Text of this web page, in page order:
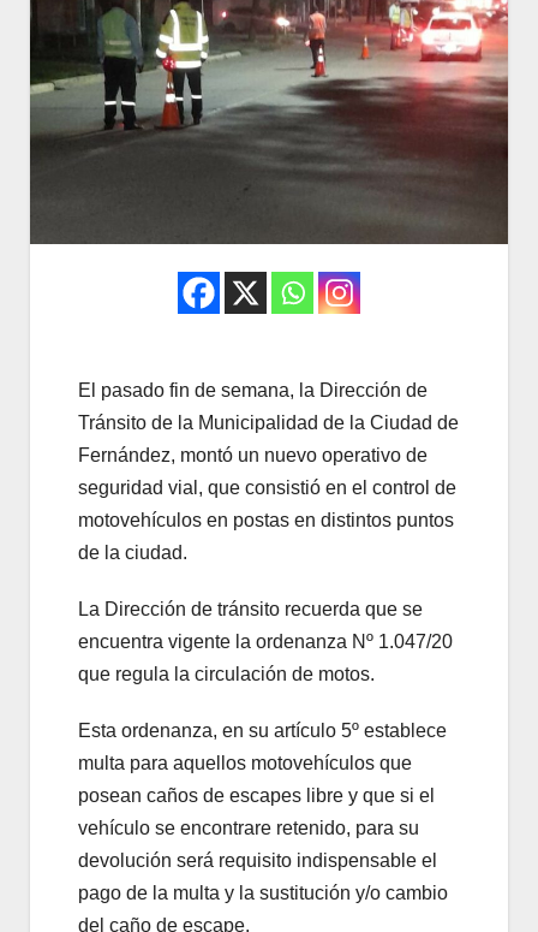
El pasado fin de semana, la Dirección de
Tránsito de la Municipalidad de la Ciudad de
Fernández, montó un nuevo operativo de
seguridad vial, que consistió en el control de
motovehículos en postas en distintos puntos
de la ciudad.
La Dirección de tránsito recuerda que se
encuentra vigente la ordenanza Nº 1.047/20
que regula la circulación de motos.
Esta ordenanza, en su artículo 5º establece
multa para aquellos motovehículos que
posean caños de escapes libre y que si el
vehículo se encontrare retenido, para su
devolución será requisito indispensable el
pago de la multa y la sustitución y/o cambio
del caño de escape.